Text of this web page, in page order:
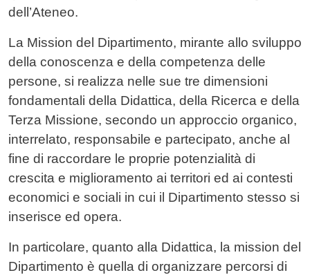
dell’Ateneo.
La Mission del Dipartimento, mirante allo sviluppo
della conoscenza e della competenza delle
persone, si realizza nelle sue tre dimensioni
fondamentali della Didattica, della Ricerca e della
Terza Missione, secondo un approccio organico,
interrelato, responsabile e partecipato, anche al
fine di raccordare le proprie potenzialità di
crescita e miglioramento ai territori ed ai contesti
economici e sociali in cui il Dipartimento stesso si
inserisce ed opera.
In particolare, quanto alla Didattica, la mission del
Dipartimento è quella di organizzare percorsi di